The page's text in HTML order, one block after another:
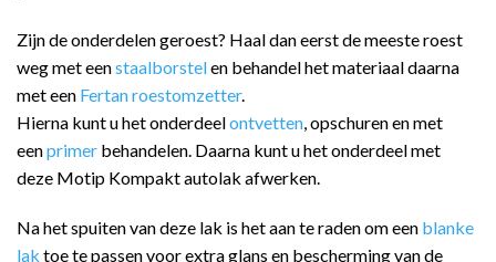
Zijn de onderdelen geroest? Haal dan eerst de meeste roest
weg met eenstaalborstelen behandel het materiaal daarna
met een Fertan roestomzetter.
Hierna kunt u het onderdeelontvetten , opschuren en met
eenprimer behandelen. Daarna kunt u het onderdeel met
deze Motip Kompakt autolak afwerken.
Na het spuiten van deze lak is het aan te raden om een blanke
lak toe te passen voor extra glans en bescherming van de